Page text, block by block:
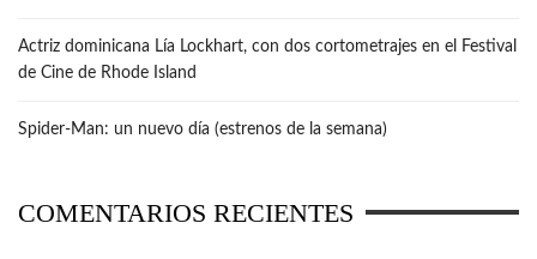
Actriz dominicana Lía Lockhart, con dos cortometrajes en el Festival
de Cine de Rhode Island
Spider-Man: un nuevo día (estrenos de la semana)
COMENTARIOS RECIENTES